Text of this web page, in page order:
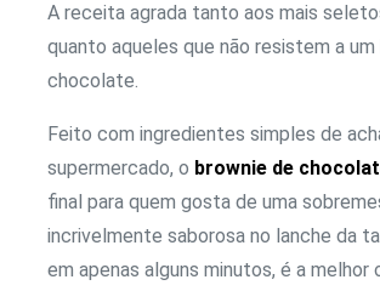
A receita agrada tanto aos mais
quanto aqueles que não resistem a
chocolate.
Feito com ingredientes simples de
supermercado, o brownie de
final para quem gosta de uma
incrivelmente saborosa no lanche da
em apenas alguns minutos, é a melhor